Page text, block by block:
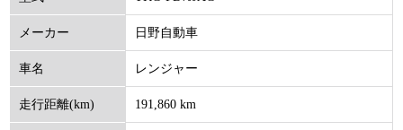
メーカー 日野自動車
車名 レンジャー
走行距離(km) 191,860 km